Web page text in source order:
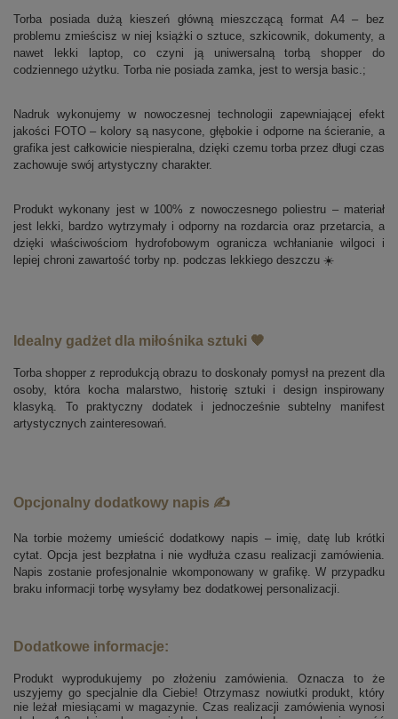
Torba posiada dużą kieszeń główną mieszczącą format A4 – bez
problemu zmieścisz w niej książki o sztuce, szkicownik, dokumenty, a
nawet lekki laptop, co czyni ją uniwersalną torbą shopper do
codziennego użytku. Torba nie posiada zamka, jest to wersja basic.;
Nadruk wykonujemy w nowoczesnej technologii zapewniającej efekt
jakości FOTO – kolory są nasycone, głębokie i odporne na ścieranie, a
grafika jest całkowicie niespieralna, dzięki czemu torba przez długi czas
zachowuje swój artystyczny charakter.
Produkt wykonany jest w 100% z nowoczesnego poliestru – materiał
jest lekki, bardzo wytrzymały i odporny na rozdarcia oraz przetarcia, a
dzięki właściwościom hydrofobowym ogranicza wchłanianie wilgoci i
lepiej chroni zawartość torby np. podczas lekkiego deszczu ☀️
Idealny gadżet dla miłośnika sztuki 🧡
Torba shopper z reprodukcją obrazu to doskonały pomysł na prezent dla
osoby, która kocha malarstwo, historię sztuki i design inspirowany
klasyką. To praktyczny dodatek i jednocześnie subtelny manifest
artystycznych zainteresowań.
Opcjonalny dodatkowy napis ✍️
Na torbie możemy umieścić dodatkowy napis – imię, datę lub krótki
cytat. Opcja jest bezpłatna i nie wydłuża czasu realizacji zamówienia.
Napis zostanie profesjonalnie wkomponowany w grafikę. W przypadku
braku informacji torbę wysyłamy bez dodatkowej personalizacji.
Dodatkowe informacje:
Produkt wyprodukujemy po złożeniu zamówienia. Oznacza to że
uszyjemy go specjalnie dla Ciebie! Otrzymasz nowiutki produkt, który
nie leżał miesiącami w magazynie. Czas realizacji zamówienia wynosi